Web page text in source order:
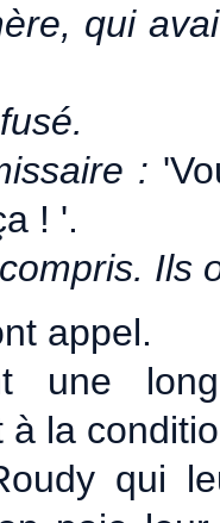
qui
:
! '.
Ils
appel.
une
à la
qui